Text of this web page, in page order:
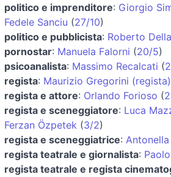
politico e imprenditore: Giorgio
Fedele Sanciu (27/10)
politico e pubblicista: Roberto
pornostar: Manuela Falorni (20/5)
psicoanalista: Massimo Recalcati (
regista: Maurizio Gregorini (regista)
regista e attore: Orlando Forioso (
regista e sceneggiatore: Luca
Ferzan Özpetek (3/2)
regista e sceneggiatrice:
regista teatrale e giornalista:
regista teatrale e regista